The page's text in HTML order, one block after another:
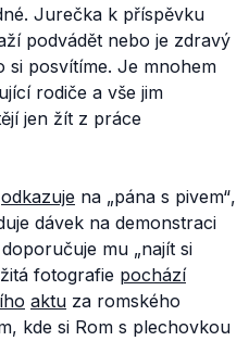
Jurečka k příspěvku
podvádět nebo je zdravý
posvítíme. Je mnohem
rodiče a vše jim
jen žít z práce
odkazuje na „pána s pivem“,
dávek na demonstraci
mu „najít si
fotografie pochází
aktu za romského
kde si Rom s plechovkou